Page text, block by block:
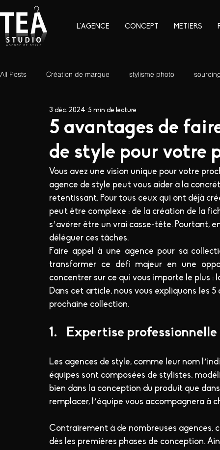
L'AGENCE CONCEPT METIERS
All Posts Création de marque stylisme photo
5 avantages de
de style pour votre
3 déc. 2024 5 min de lecture
Vous avez une vision unique pour votre
agence de style peut vous aider à la
retentissant. Pour tous ceux qui ont déjà
peut être complexe : de la création de la
s’avérer être un vrai casse-tête. Pourtant,
déléguer ces tâches.
Faire appel à une agence pour sa
transformer ce défi majeur en une
concentrer sur ce qui vous importe le plus :
Dans cet article, nous vous expliquons les
prochaine collection.
1.   Expertise professionnelle
Les agences de style, comme leur nom
équipes sont composées de stylistes,
bien dans la conception du produit que
remplacer, l’équipe vous accompagnera à
Contrairement à de nombreuses agences,
dès les premières phases de conception.